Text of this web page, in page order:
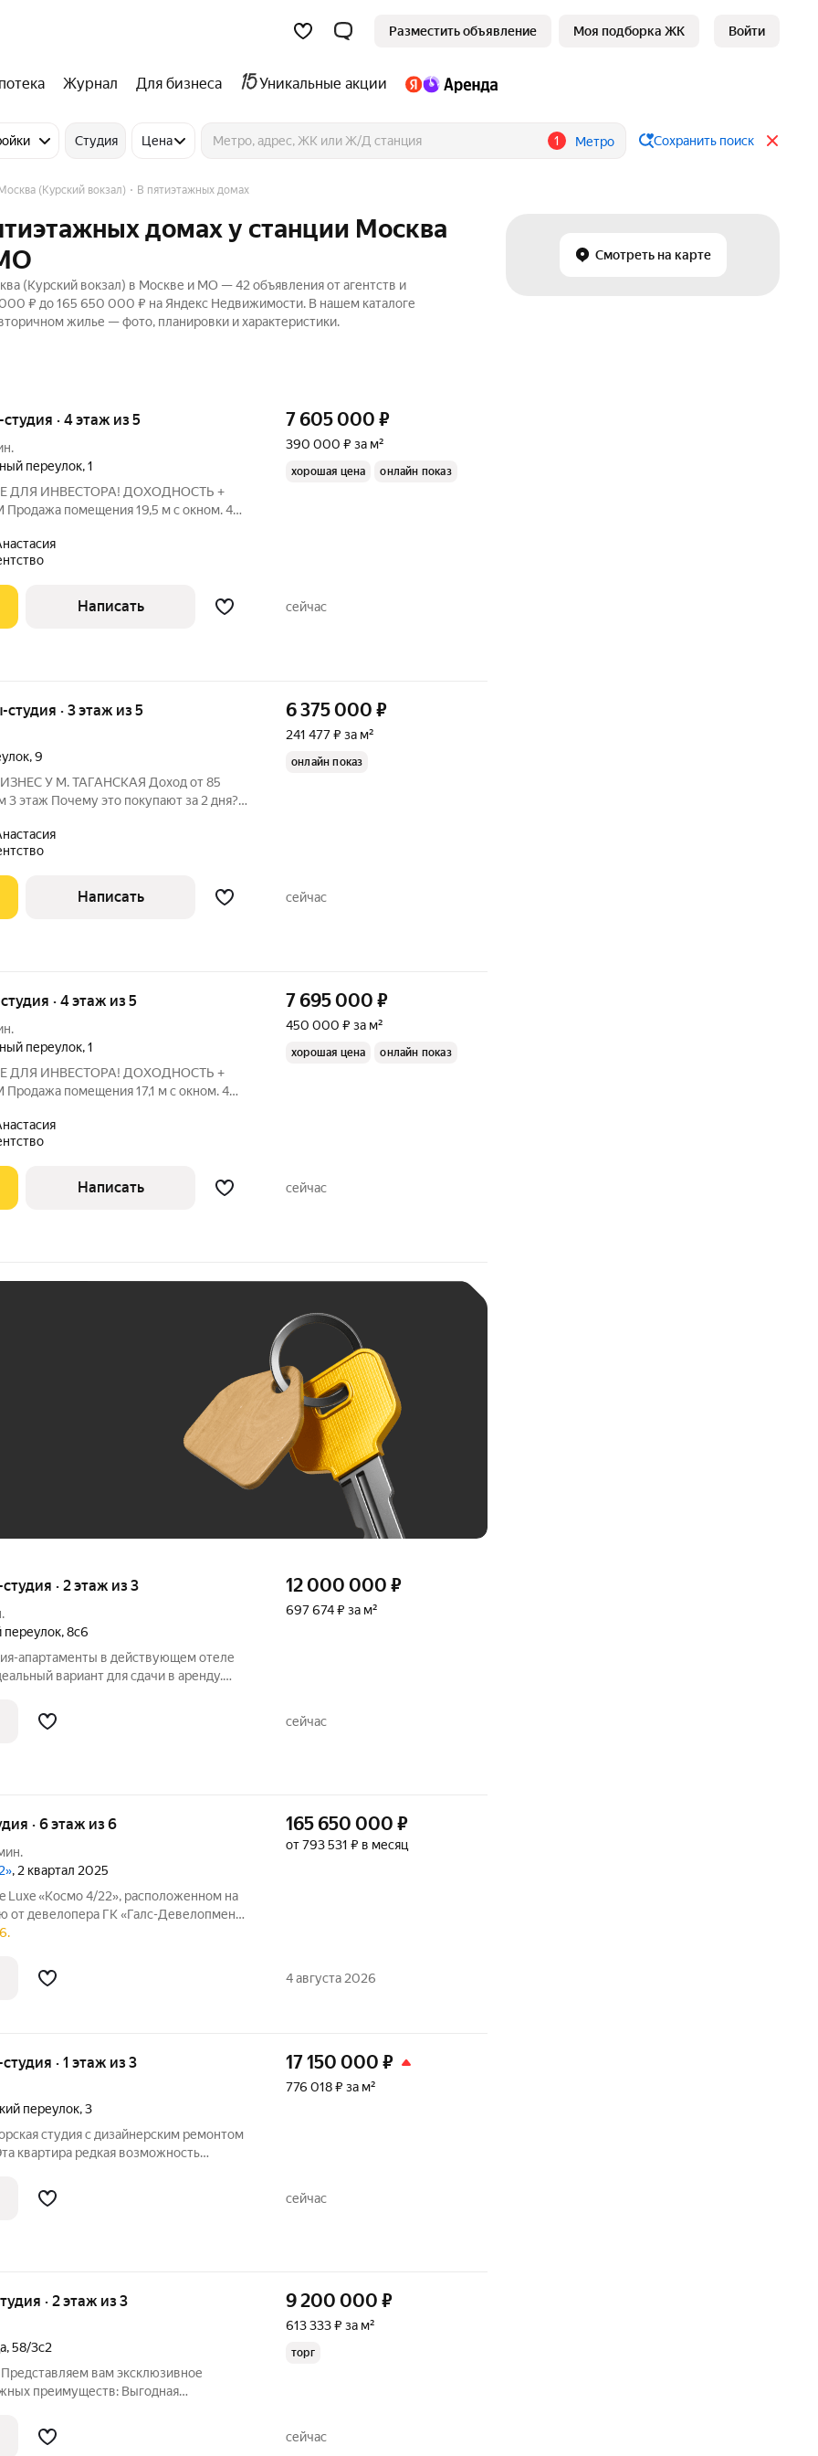
Разместить объявление Моя подборка ЖК Войти
Журнал Для бизнеса Уникальные акции
Студия Цена 1 Метро Сохранить поиск
Смотреть на карте
(Курский вокзал) В пятиэтажных домах
домах у станции Москва
(Курский вокзал) в Москве и МО — 42 объявления от агентств и
₽ до 165 650 000 ₽ на Яндекс Недвижимости. В нашем каталоге
жилье — фото, планировки и характеристики.
· 4 этаж из 5
переулок,1
ДЛЯ ИНВЕСТОРА! ДОХОДНОСТЬ +
м. «Марксистская». Развитая
7 605 000 ₽
390 000 ₽ за м²
хорошая цена онлайн показ
Написать сейчас
студия · 3 этаж из 5
,9
ТАГАНСКАЯ Доход от 85
Платите за помещение и на
6 375 000 ₽
241 477 ₽ за м²
онлайн показ
Написать сейчас
· 4 этаж из 5
переулок,1
ДЛЯ ИНВЕСТОРА! ДОХОДНОСТЬ +
м. «Марксистская». Развитая
7 695 000 ₽
450 000 ₽ за м²
хорошая цена онлайн показ
Написать сейчас
· 2 этаж из 3
переулок,8с6
апартаменты в действующем отеле
вариант для сдачи в аренду.
успешно ведут сеть из 11 отелей по
12 000 000 ₽
697 674 ₽ за м²
сейчас
· 6 этаж из 6
, 2 квартал 2025
Luxe «Космо 4/22», расположенном на
от девелопера ГК «Галс-Девелопмент»
этаже общей площадью 47.30 м.
165 650 000 ₽
от 793 531 ₽ в месяц
4 августа 2026
· 1 этаж из 3
переулок,3
студия с дизайнерским ремонтом
возможность
районов столицы. Студия площадью
17 150 000 ₽
776 018 ₽ за м²
сейчас
· 2 этаж из 3
,58/3с2
вам эксклюзивное
Выгодная
выставить на перепродажу для
9 200 000 ₽
613 333 ₽ за м²
торг
сейчас